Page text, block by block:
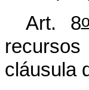
Art. 8o
cláusula